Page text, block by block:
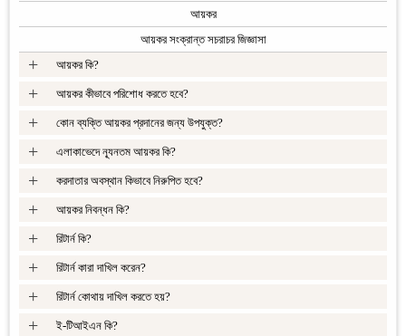
আয়কর
আয়কর সংক্রান্ত সচরাচর জিজ্ঞাসা
আয়কর কি?
+
আয়কর কীভাবে পরিশোধ করতে হবে?
+
কোন ব্যক্তি আয়কর প্রদানের জন্য উপযুক্ত?
+
এলাকাভেদে ন্যূনতম আয়কর কি?
+
করদাতার অবস্থান কিভাবে নিরুপিত হবে?
+
আয়কর নিবন্ধন কি?
+
রিটার্ন কি?
+
রিটার্ন কারা দাখিল করেন?
+
রিটার্ন কোথায় দাখিল করতে হয়?
+
ই-টিআইএন কি?
+